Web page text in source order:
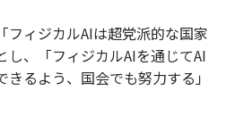
フィジカルAIは超党派的な国家
し、「フィジカルAIを通じてAI
るよう、国会でも努力する」